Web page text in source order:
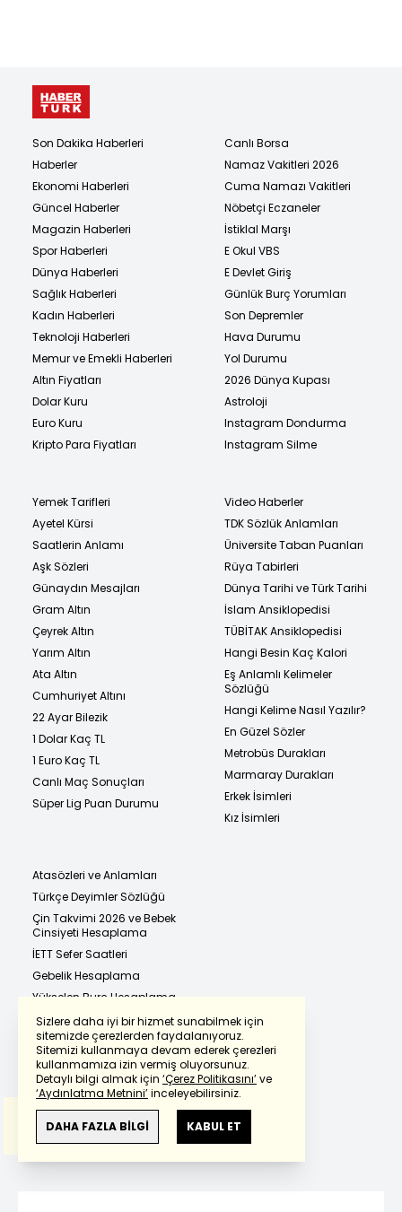
Sizlere daha iyi bir hizmet sunabilmek için
sitemizde çerezlerden faydalanıyoruz.
Sitemizi kullanmaya devam ederek çerezleri
kullanmamıza izin vermiş oluyorsunuz.
Detaylı bilgi almak için ‘Çerez Politikasını’ve
‘Aydınlatma Metnini’inceleyebilirsiniz.
DAHA FAZLA BİLGİ KABUL ET
Son Dakika Haberleri
Haberler
Ekonomi Haberleri
Güncel Haberler
Magazin Haberleri
Spor Haberleri
Dünya Haberleri
Sağlık Haberleri
Kadın Haberleri
Teknoloji Haberleri
Memur ve Emekli Haberleri
Altın Fiyatları
Dolar Kuru
Euro Kuru
Kripto Para Fiyatları
Canlı Borsa
Namaz Vakitleri 2026
Cuma Namazı Vakitleri
Nöbetçi Eczaneler
İstiklal Marşı
E Okul VBS
E Devlet Giriş
Günlük Burç Yorumları
Son Depremler
Hava Durumu
Yol Durumu
2026 Dünya Kupası
Astroloji
Instagram Dondurma
Instagram Silme
Yemek Tarifleri
Ayetel Kürsi
Saatlerin Anlamı
Aşk Sözleri
Günaydın Mesajları
Gram Altın
Çeyrek Altın
Yarım Altın
Ata Altın
Cumhuriyet Altını
22 Ayar Bilezik
1 Dolar Kaç TL
1 Euro Kaç TL
Canlı Maç Sonuçları
Süper Lig Puan Durumu
Video Haberler
TDK Sözlük Anlamları
Üniversite Taban Puanları
Rüya Tabirleri
Dünya Tarihi ve Türk Tarihi
İslam Ansiklopedisi
TÜBİTAK Ansiklopedisi
Hangi Besin Kaç Kalori
Eş Anlamlı Kelimeler
Sözlüğü
Hangi Kelime Nasıl Yazılır?
En Güzel Sözler
Metrobüs Durakları
Marmaray Durakları
Erkek İsimleri
Kız İsimleri
Atasözleri ve Anlamları
Türkçe Deyimler Sözlüğü
Çin Takvimi 2026 ve Bebek
Cinsiyeti Hesaplama
İETT Sefer Saatleri
Gebelik Hesaplama
Yükselen Burç Hesaplama
Yüzde Hesaplama
Geçmiş Döviz Fiyatları
Adım Adım Instagram
Hesap Dondurma 2026
Adım Adım Instagram
Hesap Silme 2026
Resmi Tatil Takvimi 2026
Powered by Translate
Bu çevirideGoogle Transletekullanılmıştır.
Anlam ve çeviri hatalarından
haberturk.com
sorumlu değildir.